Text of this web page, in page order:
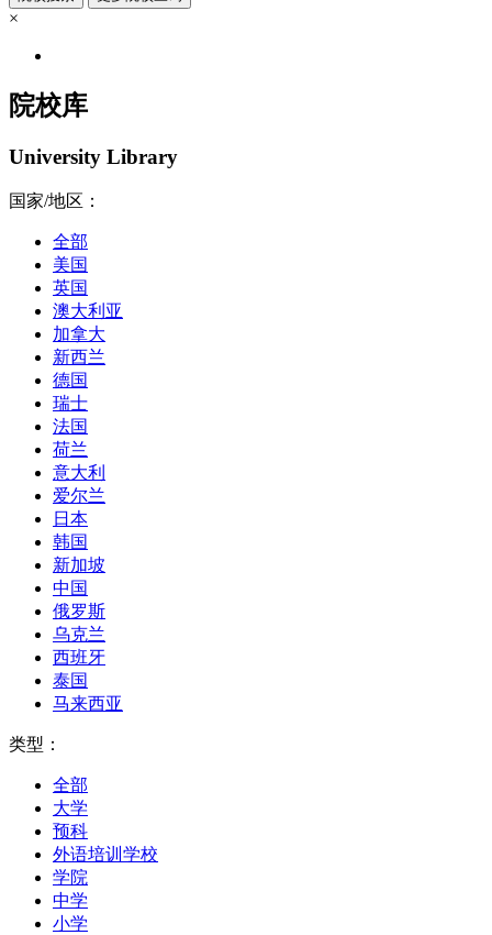
×
院校库
University Library
国家/地区：
全部
美国
英国
澳大利亚
加拿大
新西兰
德国
瑞士
法国
荷兰
意大利
爱尔兰
日本
韩国
新加坡
中国
俄罗斯
乌克兰
西班牙
泰国
马来西亚
类型：
全部
大学
预科
外语培训学校
学院
中学
小学